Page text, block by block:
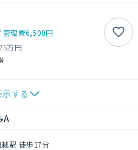
管理費6,500円
万円
する
A
駅 徒歩17分